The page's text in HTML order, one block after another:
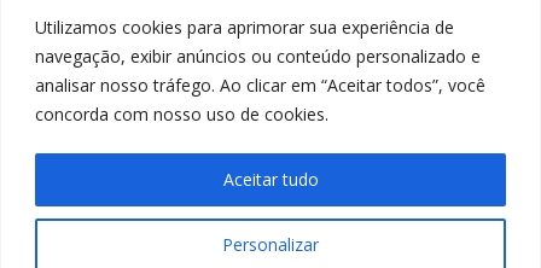
Utilizamos cookies para aprimorar sua experiência de
navegação, exibir anúncios ou conteúdo personalizado e
analisar nosso tráfego. Ao clicar em “Aceitar todos”, você
concorda com nosso uso de cookies.
Personalizar
Aceitar tudo
Política
FIQUE CONECTADO